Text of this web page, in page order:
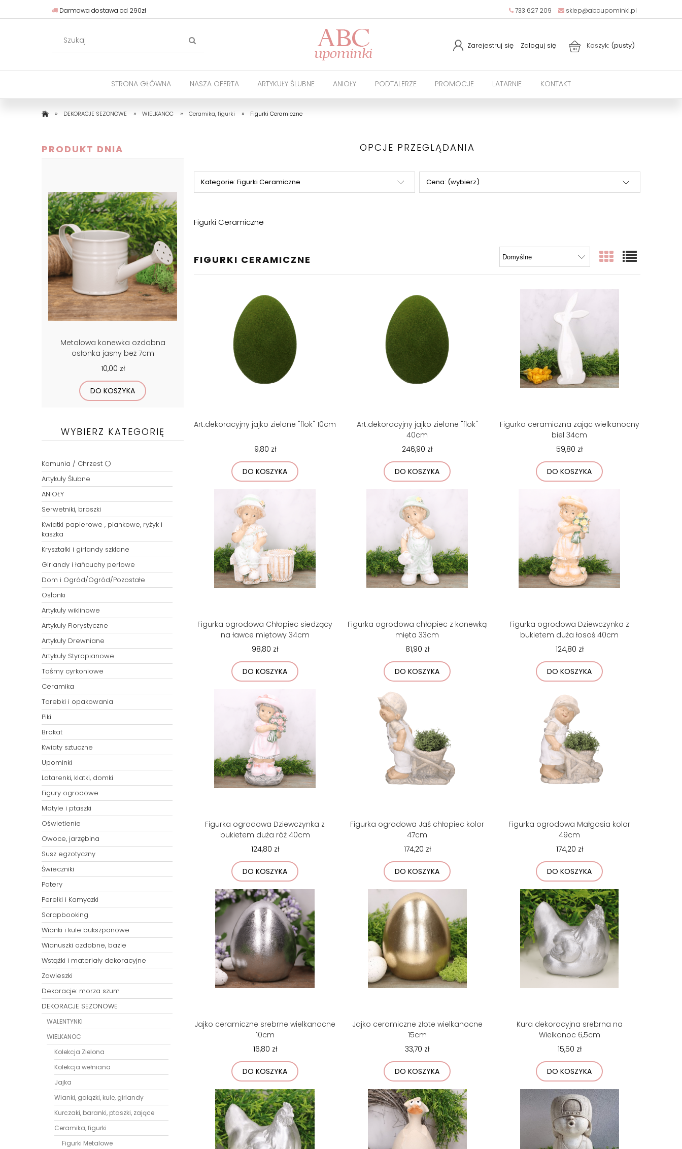
Darmowa dostawa od 290zł 733 627 209 sklep@abcupominki.pl
Zarejestruj się Zaloguj się Koszyk: (pusty)
STRONA GŁÓWNA NASZA OFERTA ARTYKUŁY ŚLUBNE ANIOŁY PODTALERZE PROMOCJE LATARNIE KONTAKT
» DEKORACJE SEZONOWE » WIELKANOC » Ceramika, figurki » Figurki Ceramiczne
PRODUKT DNIA
Metalowa konewka ozdobna
osłonka jasny beż 7cm
10,00 zł
DO KOSZYKA
WYBIERZ KATEGORIĘ
Komunia / Chrzest ⚪
Artykuły Ślubne
ANIOŁY
Serwetniki, broszki
Kwiatki papierowe , piankowe, ryżyk i
kaszka
Kryształki i girlandy szklane
Girlandy i łańcuchy perłowe
Dom i Ogród/Ogród/Pozostałe
Osłonki
Artykuły wiklinowe
Artykuły Florystyczne
Artykuły Drewniane
Artykuły Styropianowe
Taśmy cyrkoniowe
Ceramika
Torebki i opakowania
Piki
Brokat
Kwiaty sztuczne
Upominki
Latarenki, klatki, domki
Figury ogrodowe
Motyle i ptaszki
Oświetlenie
Owoce, jarzębina
Susz egzotyczny
Świeczniki
Patery
Perełki i Kamyczki
Scrapbooking
Wianki i kule bukszpanowe
Wianuszki ozdobne, bazie
Wstążki i materiały dekoracyjne
Zawieszki
Dekoracje: morza szum
DEKORACJE SEZONOWE
WALENTYNKI
WIELKANOC
Kolekcja Zielona
Kolekcja wełniana
Jajka
Wianki, gałązki, kule, girlandy
Kurczaki, baranki, ptaszki, zające
Ceramika, figurki
Figurki Metalowe
OPCJE PRZEGLĄDANIA
Kategorie: Figurki Ceramiczne Cena: (wybierz)
Figurki Ceramiczne
FIGURKI CERAMICZNE
Art.dekoracyjny jajko zielone "flok" 10cm
9,80 zł
DO KOSZYKA
Art.dekoracyjny jajko zielone "flok"
40cm
246,90 zł
DO KOSZYKA
Figurka ceramiczna zając wielkanocny
biel 34cm
59,80 zł
DO KOSZYKA
Figurka ogrodowa Chłopiec siedzący
na ławce miętowy 34cm
98,80 zł
DO KOSZYKA
Figurka ogrodowa chłopiec z konewką
mięta 33cm
81,90 zł
DO KOSZYKA
Figurka ogrodowa Dziewczynka z
bukietem duża łosoś 40cm
124,80 zł
DO KOSZYKA
Figurka ogrodowa Dziewczynka z
bukietem duża róż 40cm
124,80 zł
DO KOSZYKA
Figurka ogrodowa Jaś chłopiec kolor
47cm
174,20 zł
DO KOSZYKA
Figurka ogrodowa Małgosia kolor
49cm
174,20 zł
DO KOSZYKA
Jajko ceramiczne srebrne wielkanocne
10cm
16,80 zł
DO KOSZYKA
Jajko ceramiczne złote wielkanocne
15cm
33,70 zł
DO KOSZYKA
Kura dekoracyjna srebrna na
Wielkanoc 6,5cm
15,50 zł
DO KOSZYKA